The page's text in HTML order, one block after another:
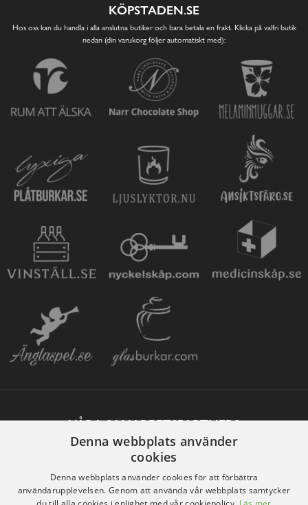
KÖPSTADEN.SE
Hos oss kan du handla i alla anslutna butiker och bara betala en frakt. Klicka på valfri butik
nedan (din varukorg följer automatiskt med):
VÅRA SAMARBETSPARTNERS
Denna webbplats använder
cookies
Denna webbplats använder cookies för att förbättra
användarupplevelsen. Genom att använda vår webbplats samtycker